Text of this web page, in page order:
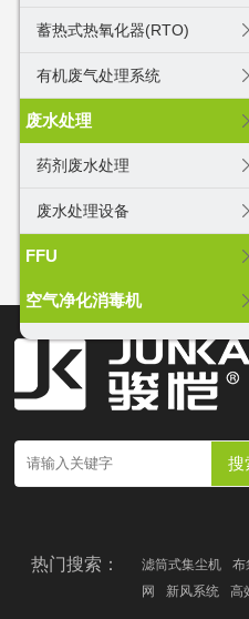
蓄热式热氧化器(RTO)
有机废气处理系统
废水处理
药剂废水处理
废水处理设备
FFU
空气净化消毒机
热门搜索： 滤筒式集尘机 布
网
新风系统 高